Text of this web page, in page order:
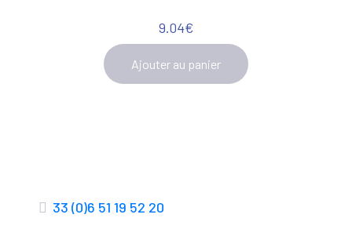
9.04€
Ajouter au panier
33 (0)6 51 19 52 20